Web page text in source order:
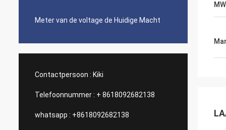
Meter van de voltage de Huidige Macht
Contactpersoon : Kiki
Telefoonnummer : + 8618092682138
whatsapp : +8618092682138